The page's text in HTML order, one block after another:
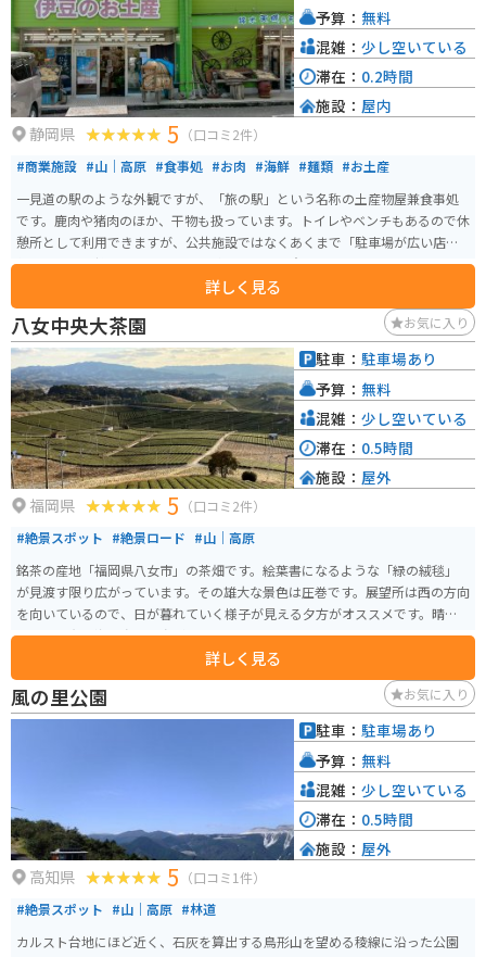
静岡県 5 （口コミ2件）
#商業施設 #山｜高原 #食事処 #お肉 #海鮮 #麺類 #お土産
一見道の駅のような外観ですが、「旅の駅」という名称の土産物屋兼食事処
です。鹿肉や猪肉のほか、干物も扱っています。トイレやベンチもあるので休
憩所として利用できますが、公共施設ではなくあくまで「駐車場が広い店
舗」なので、持ち込みしたものを飲食すると注意されます。
詳しく見る
予算： 無料
混雑： 少し空いている
滞在： 0.2時間
施設： 屋内
八女中央大茶園 お気に入り
福岡県 5 （口コミ2件）
#絶景スポット #絶景ロード #山｜高原
銘茶の産地「福岡県八女市」の茶畑です。絵葉書になるような「緑の絨毯」
が見渡す限り広がっています。その雄大な景色は圧巻です。展望所は西の方向
を向いているので、日が暮れていく様子が見える夕方がオススメです。晴れ
た日には有明海や島原半島が見えます。
詳しく見る
駐車： 駐車場あり
予算： 無料
混雑： 少し空いている
滞在： 0.5時間
施設： 屋外
風の里公園 お気に入り
高知県 5 （口コミ1件）
#絶景スポット #山｜高原 #林道
カルスト台地にほど近く、石灰を算出する鳥形山を望める稜線に沿った公園
駐車： 駐車場あり
予算： 無料
混雑： 少し空いている
滞在： 0.5時間
施設： 屋外